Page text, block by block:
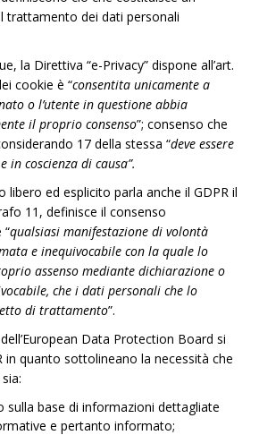
trattamento dei dati personali
la Direttiva “e-Privacy” dispone all’art.
cookie è “consentita unicamente a
o l’utente in questione abbia
il proprio consenso”; consenso che
17 della stessa “deve essere
in coscienza di causa”.
libero ed esplicito parla anche il GDPR il
11, definisce il consenso
“qualsiasi manifestazione di volontà
e inequivocabile con la quale lo
assenso mediante dichiarazione o
che i dati personali che lo
di trattamento”.
Data Protection Board si
in quanto sottolineano la necessità che
sulla base di informazioni dettagliate
e pertanto informato;